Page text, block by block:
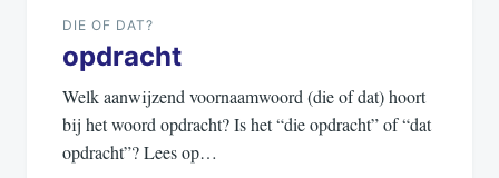
navigatie
DIE OF DAT?
opdracht
Welk aanwijzend voornaamwoord (die of dat) hoort
bij het woord opdracht? Is het “die opdracht” of “dat
opdracht”? Lees op…